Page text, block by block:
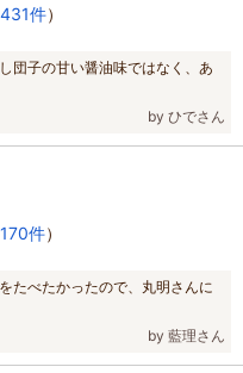
431件）
団子の甘い醤油味ではなく、あ
by ひでさん
170件）
たべたかったので、丸明さんに
by 藍理さん